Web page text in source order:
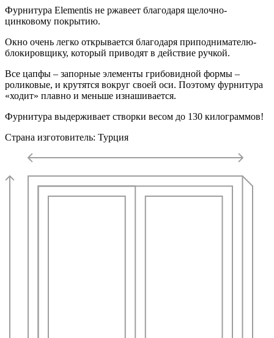
Фурнитура Elementis не ржавеет благодаря щелочно-
цинковому покрытию.
Окно очень легко открывается благодаря приподнимателю-
блокировщику, который приводят в действие ручкой.
Все цапфы – запорные элементы грибовидной формы –
роликовые, и крутятся вокруг своей оси. Поэтому фурнитура
«ходит» плавно и меньше изнашивается.
Фурнитура выдерживает створки весом до 130 килограммов!
Страна изготовитель: Турция